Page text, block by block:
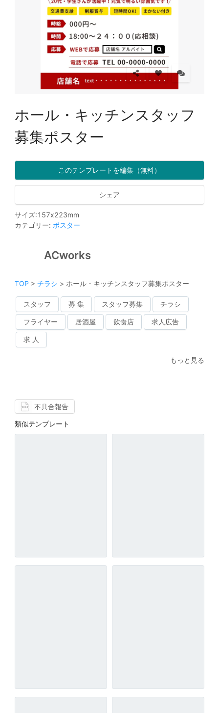
ホール・キッチンスタッフ
募集ポスター
このテンプレートを編集（無料）
シェア
サイズ:157x223mm
カテゴリー: ポスター
ACworks
TOP > チラシ > ホール・キッチンスタッフ募集ポスター
スタッフ 募 集 スタッフ募集 チラシ
フライヤー 居酒屋 飲食店 求人広告
求 人
もっと見る
不具合報告
類似テンプレート